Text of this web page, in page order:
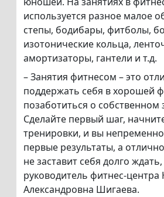
используется разное малое
степы, бодибары, фитболы,
изотонические кольца,
амортизаторы, гантели и т.д.
– Занятия фитнесом – это
поддержать себя в хорошей
позаботиться о собственном
Сделайте первый шаг,
тренировки, и вы
первые результаты, а
не заставит себя долго
руководитель фитнес-
Александровна Шигаева.